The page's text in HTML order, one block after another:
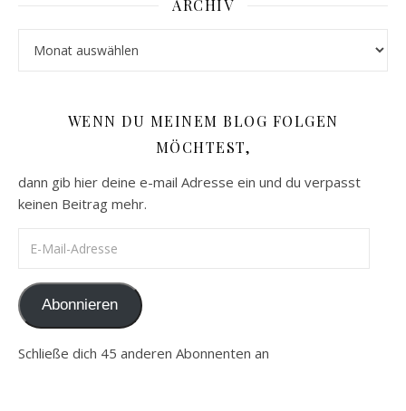
ARCHIV
WENN DU MEINEM BLOG FOLGEN
MÖCHTEST,
dann gib hier deine e-mail Adresse ein und du verpasst
keinen Beitrag mehr.
Abonnieren
Schließe dich 45 anderen Abonnenten an